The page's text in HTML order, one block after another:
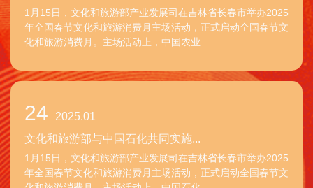
1月15日，文化和旅游部产业发展司在吉林省长春市举办2025
年全国春节文化和旅游消费月主场活动，正式启动全国春节文
化和旅游消费月。主场活动上，中国农业...
24
2025.01
文化和旅游部与中国石化共同实施...
1月15日，文化和旅游部产业发展司在吉林省长春市举办2025
年全国春节文化和旅游消费月主场活动，正式启动全国春节文